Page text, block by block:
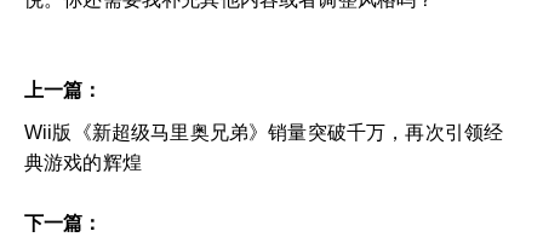
上一篇：
Wii版《新超级马里奥兄弟》销量突破千万，再次引领经
典游戏的辉煌
下一篇：